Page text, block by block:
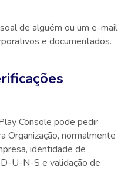
de alguém ou um e-mail
e documentados.
Console pode pedir
Organização, normalmente
identidade de
U-N-S e validação de